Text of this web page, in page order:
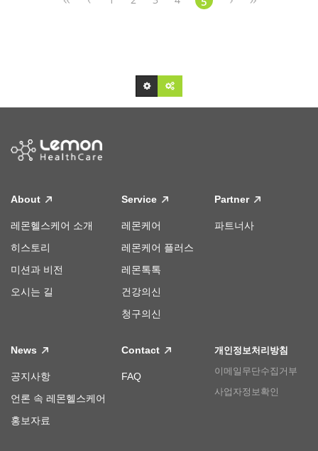
About
레몬헬스케어 소개
히스토리
미션과 비전
오시는 길
Service
레몬케어
레몬케어 플러스
레몬톡톡
건강의신
청구의신
Partner
파트너사
News
공지사항
언론 속 레몬헬스케어
홍보자료
Contact
FAQ
개인정보처리방침
이메일무단수집거부
사업자정보확인